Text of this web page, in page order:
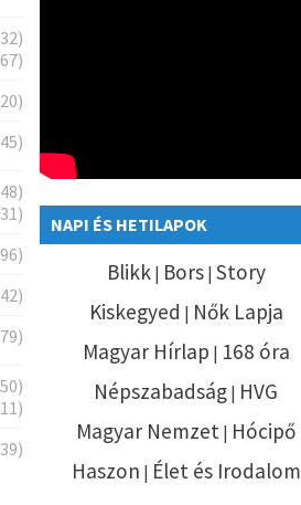
NAPI ÉS HETILAPOK
Blikk| Bors| Story
Kiskegyed | Nők Lapja
Magyar Hírlap | 168 óra
Népszabadság | HVG
Magyar Nemzet | Hócipő
Haszon | Élet és Irodalom